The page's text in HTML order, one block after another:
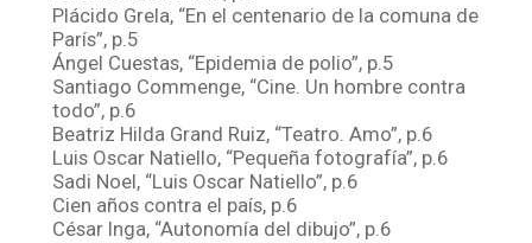
Plácido Grela, “En el centenario de la comuna de
París”, p.5
Ángel Cuestas, “Epidemia de polio”, p.5
Santiago Commenge, “Cine. Un hombre contra
todo”, p.6
Beatriz Hilda Grand Ruiz, “Teatro. Amo”, p.6
Luis Oscar Natiello, “Pequeña fotografía”, p.6
Sadi Noel, “Luis Oscar Natiello”, p.6
Cien años contra el país, p.6
César Inga, “Autonomía del dibujo”, p.6